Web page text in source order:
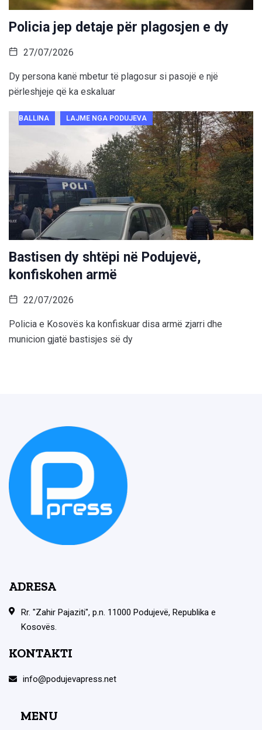
Policia jep detaje për plagosjen e dy
27/07/2026
Dy persona kanë mbetur të plagosur si pasojë e një
përleshjeje që ka eskaluar
BALLINA LAJME NGA PODUJEVA
Bastisen dy shtëpi në Podujevë,
konfiskohen armë
22/07/2026
Policia e Kosovës ka konfiskuar disa armë zjarri dhe
municion gjatë bastisjes së dy
ADRESA
Rr. "Zahir Pajaziti", p.n. 11000 Podujevë, Republika e
Kosovës.
KONTAKTI
info@podujevapress.net
MENU